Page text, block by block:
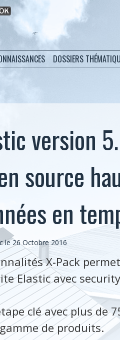
DOSSIERS
version
source
en
le 26 Octobre 2016
X-Pack
Elastic avec
clé avec plus de
de produits.